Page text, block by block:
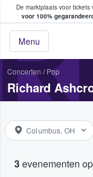
De marktplaats voor
voor 100%
Menu
tickets
Concerten / Pop
Richard
Columbus, OH
3evenementen